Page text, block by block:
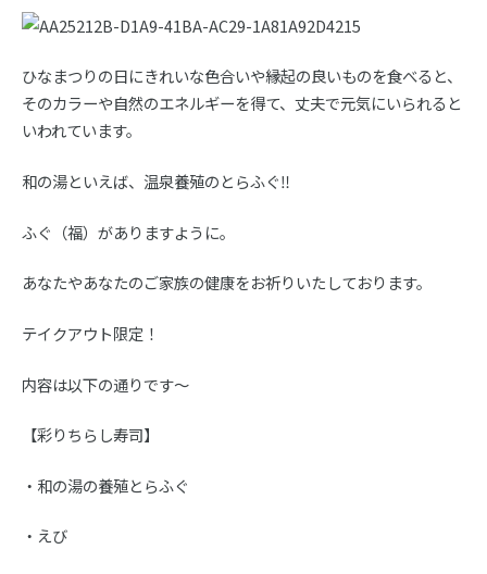
ひなまつりの日にきれいな色合いや縁起の良いものを食べると、
そのカラーや自然のエネルギーを得て、丈夫で元気にいられると
いわれています。
和の湯といえば、温泉養殖のとらふぐ‼️
ふぐ（福）がありますように。
あなたやあなたのご家族の健康をお祈りいたしております。
テイクアウト限定！
内容は以下の通りです〜
【彩りちらし寿司】
・和の湯の養殖とらふぐ
・えび